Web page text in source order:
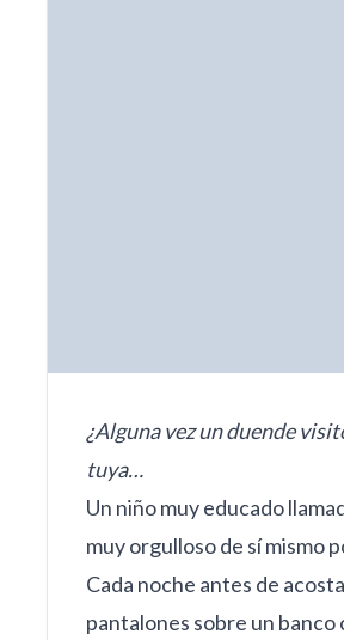
¿Alguna vez un duende
tuya…
Un niño muy educado
muy orgulloso de sí mismo
Cada noche antes de
pantalones sobre un banco